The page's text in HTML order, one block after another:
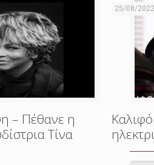
– Πέθανε η
Τίνα
25/08/2022